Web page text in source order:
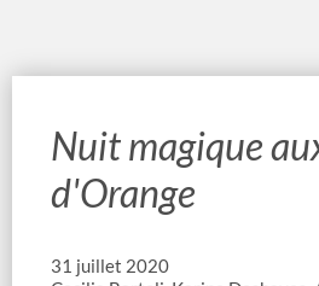
Nuit magique
d'Orange
31 juillet 2020